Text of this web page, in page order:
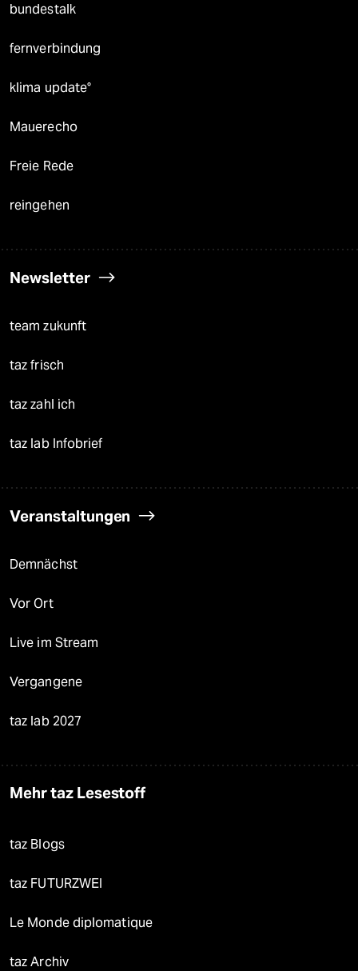
bundestalk
fernverbindung
klima update°
Mauerecho
Freie Rede
reingehen
Newsletter
team zukunft
taz frisch
taz zahl ich
taz lab Infobrief
Veranstaltungen
Demnächst
Vor Ort
Live im Stream
Vergangene
taz lab 2027
Mehr taz Lesestoff
taz Blogs
taz FUTURZWEI
Le Monde diplomatique
taz Archiv